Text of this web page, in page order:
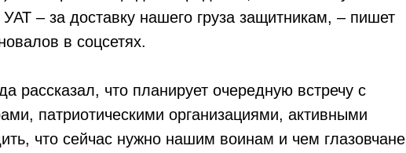
– за доставку нашего груза защитникам, – пишет
в соцсетях.
рассказал, что планирует очередную встречу с
патриотическими организациями, активными
что сейчас нужно нашим воинам и чем глазовчане